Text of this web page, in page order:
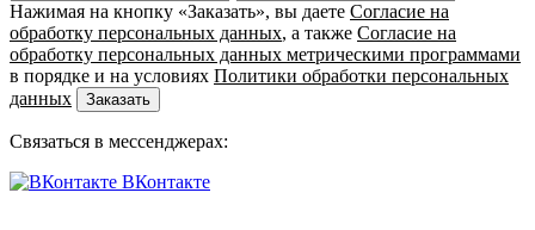
Нажимая на кнопку «Заказать», вы даете Согласие на
обработку персональных данных, а также Согласие на
обработку персональных данных метрическими программами
в порядке и на условиях Политики обработки персональных
данных
Заказать
Связаться в мессенджерах:
ВКонтакте